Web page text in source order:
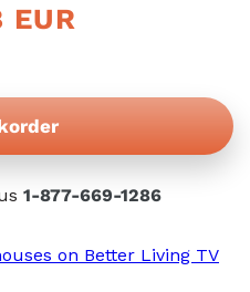
EUR
1-877-669-1286
on Better Living TV